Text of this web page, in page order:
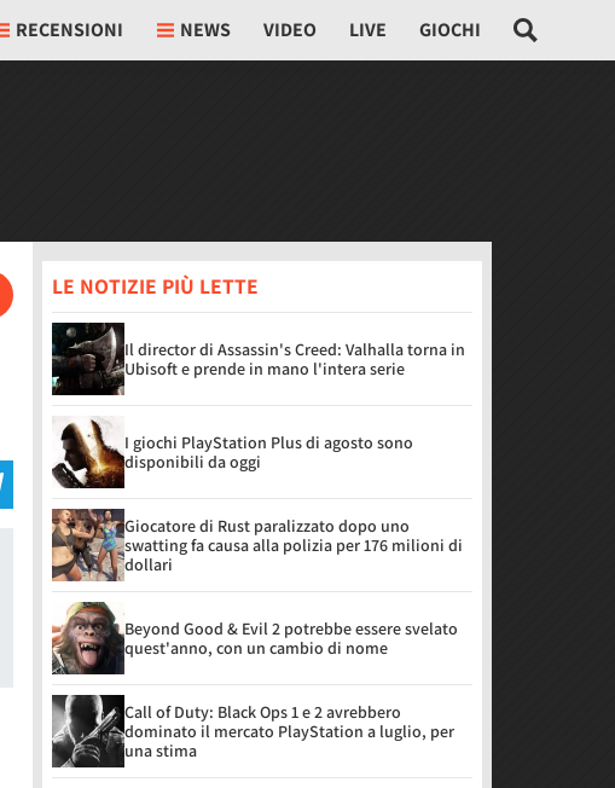
RECENSIONI NEWS VIDEO LIVE GIOCHI
LE NOTIZIE PIÙ LETTE
Il director di Assassin's Creed: Valhalla torna in
Ubisoft e prende in mano l'intera serie
I giochi PlayStation Plus di agosto sono
disponibili da oggi
Giocatore di Rust paralizzato dopo uno
swatting fa causa alla polizia per 176 milioni di
dollari
Beyond Good & Evil 2 potrebbe essere svelato
quest'anno, con un cambio di nome
Call of Duty: Black Ops 1 e 2 avrebbero
dominato il mercato PlayStation a luglio, per
una stima